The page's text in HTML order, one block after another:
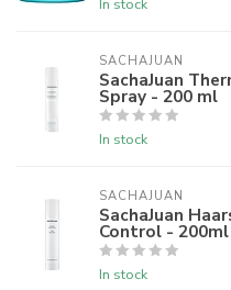
In stock
SACHAJUAN
SachaJuan
Spray - 200 ml
In stock
SACHAJUAN
SachaJuan
Control - 200ml
In stock